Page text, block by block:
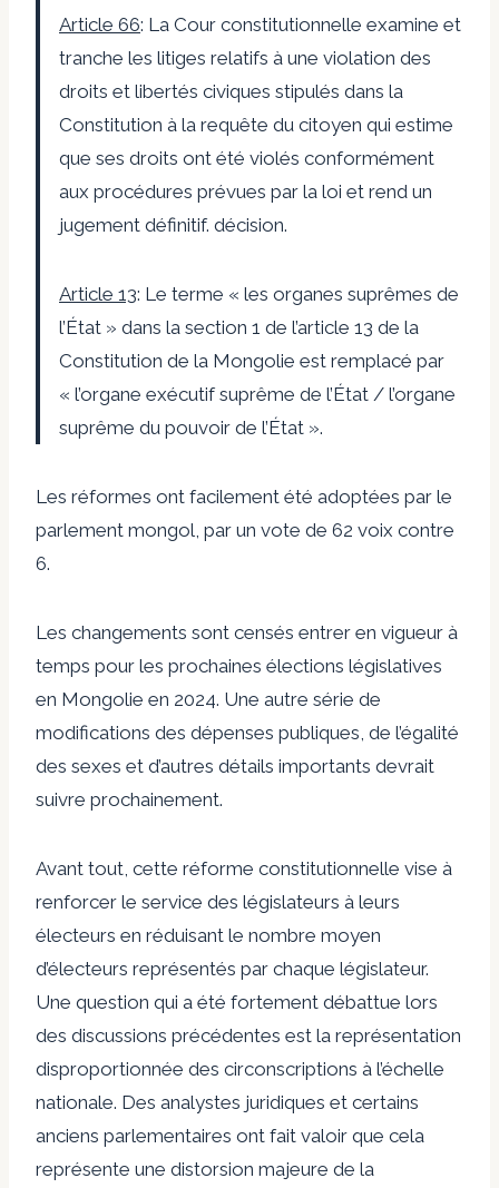
Article 66: La Cour constitutionnelle examine et
tranche les litiges relatifs à une violation des
droits et libertés civiques stipulés dans la
Constitution à la requête du citoyen qui estime
que ses droits ont été violés conformément
aux procédures prévues par la loi et rend un
jugement définitif. décision.
Article 13: Le terme « les organes suprêmes de
l’État » dans la section 1 de l’article 13 de la
Constitution de la Mongolie est remplacé par
« l’organe exécutif suprême de l’État / l’organe
suprême du pouvoir de l’État ».
Les réformes ont facilement été adoptées par le
parlement mongol, par un vote de 62 voix contre
6.
Les changements sont censés entrer en vigueur à
temps pour les prochaines élections législatives
en Mongolie en 2024. Une autre série de
modifications des dépenses publiques, de l’égalité
des sexes et d’autres détails importants devrait
suivre prochainement.
Avant tout, cette réforme constitutionnelle vise à
renforcer le service des législateurs à leurs
électeurs en réduisant le nombre moyen
d’électeurs représentés par chaque législateur.
Une question qui a été fortement débattue lors
des discussions précédentes est la représentation
disproportionnée des circonscriptions à l’échelle
nationale. Des analystes juridiques et certains
anciens parlementaires ont fait valoir que cela
représente une distorsion majeure de la